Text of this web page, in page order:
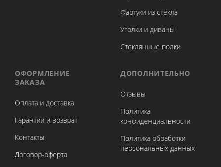
Фартуки из стекла
Уголки и диваны
Стеклянные полки
ОФОРМЛЕНИЕ
ЗАКАЗА
Оплата и доставка
Гарантии и возврат
Контакты
Договор-оферта
ДОПОЛНИТЕЛЬНО
Отзывы
Политика
конфиденциальности
Политика обработки
персональных данных